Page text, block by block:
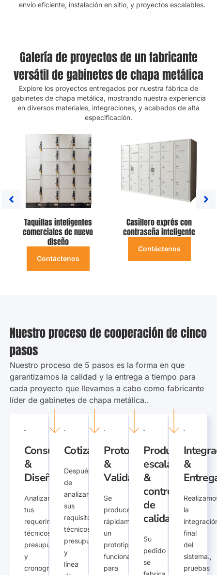
envío eficiente, instalación en sitio, y proyectos escalables.
Galería de proyectos de un fabricante
versátil de gabinetes de chapa metálica
Explore los proyectos entregados por nuestra fábrica de
gabinetes de chapa metálica, mostrando nuestra experiencia
en diversos materiales, integraciones, y acabados de alta
especificación.
Taquillas inteligentes
comerciales de nuevo
diseño
Contáctenos
Casillero exprés con
contraseña inteligente
Contáctenos
Nuestro proceso de cooperación de cinco
pasos
Nuestro proceso de 5 pasos es la forma en que
garantizamos la calidad y la entrega a tiempo para
cada proyecto que llevamos a cabo como fabricante
líder de gabinetes de chapa metálica..
Consulta
&
Diseño
Analizamos
tus
requerimientos
técnicos,
presupuesto,
y
cronograma
Cotización
Después
de
analizar
sus
requisitos
técnicos,
presupuesto,
y
línea
Prototipo
&
Validación
Se
produce
rápidamente
un
prototipo
funcional
para
Producción
escalada
&
control
de
calidad
Su
pedido
se
&
la
final
del
sistema.,
pruebas